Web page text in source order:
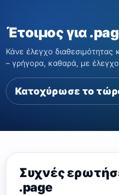
Έτοιμος για
Κάνε έλεγχο
– γρήγορα, καθαρά, με
Κατοχύρωσε το
Συχνές
.page